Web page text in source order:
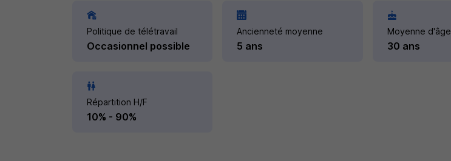
Politique de télétravail
Occasionnel possible
Ancienneté moyenne
5 ans
Moyenne d'âge
30 ans
Répartition H/F
10% - 90%